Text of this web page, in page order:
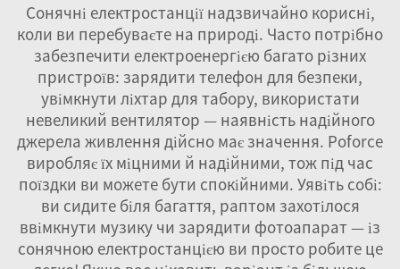
Сонячні електростанції надзвичайно корисні,
коли ви перебуваєте на природі. Часто потрібно
забезпечити електроенергією багато різних
пристроїв: зарядити телефон для безпеки,
увімкнути ліхтар для табору, використати
невеликий вентилятор — наявність надійного
джерела живлення дійсно має значення. Poforce
виробляє їх міцними й надійними, тож під час
поїздки ви можете бути спокійними. Уявіть собі:
ви сидите біля багаття, раптом захотілося
ввімкнути музику чи зарядити фотоапарат — із
сонячною електростанцією ви просто робите це